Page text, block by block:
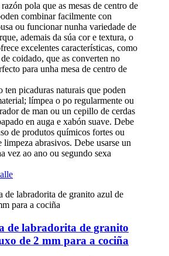
pola que as mesas de centro de
combinar facilmente con
ou funcionar nunha variedade de
ademais da súa cor e textura, o
excelentes características, como
coidado, que as converten no
para unha mesa de centro de
ten picaduras naturais que poden
límpea o po regularmente ou
de man ou un cepillo de cerdas
en auga e xabón suave. Debe
de produtos químicos fortes ou
limpeza abrasivos. Debe usarse un
vez ao ano ou segundo sexa
de labradorita de granito
de 2 mm para a cociña